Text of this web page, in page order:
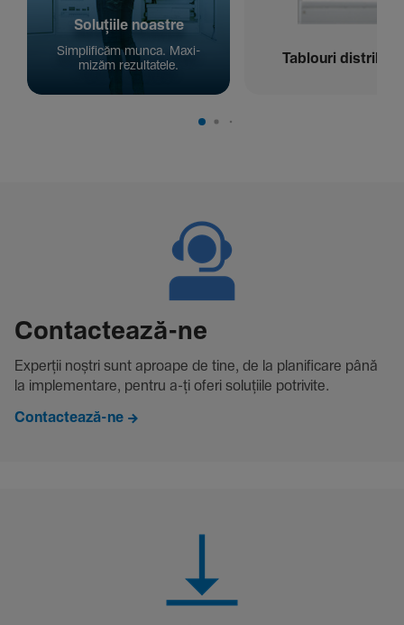
Solu­țiile noastre
Simpli­ficăm munca. Maxi­
mizăm rezul­ta­tele.
Tablouri
Contac­tează-ne
Experții noștri sunt aproape de tine, de la plani­fi­care până
la imple­men­tare, pentru a-ți oferi solu­țiile potri­vite.
Contactează-ne